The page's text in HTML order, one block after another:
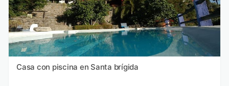
Casa con piscina en Santa brígida